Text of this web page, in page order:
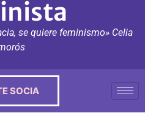
se quiere feminismo» Celia
SOCIA